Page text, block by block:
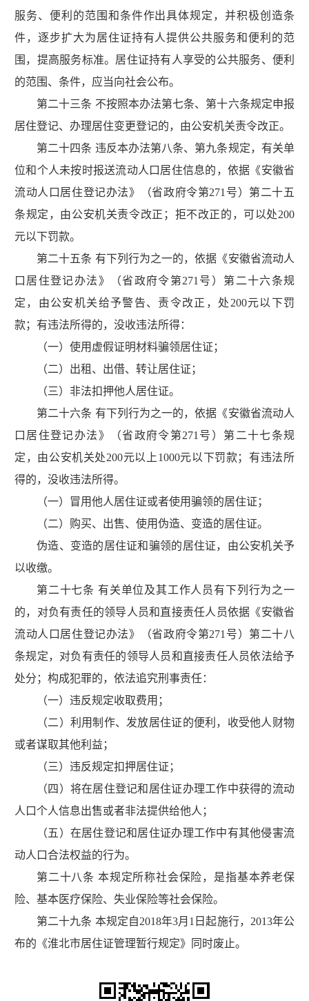
服务、便利的范围和条件作出具体规定，并积极创造条
件，逐步扩大为居住证持有人提供公共服务和便利的范
围，提高服务标准。居住证持有人享受的公共服务、便利
的范围、条件，应当向社会公布。
第二十三条 不按照本办法第七条、第十六条规定申报
居住登记、办理居住变更登记的，由公安机关责令改正。
第二十四条 违反本办法第八条、第九条规定，有关单
位和个人未按时报送流动人口居住信息的，依据《安徽省
流动人口居住登记办法》（省政府令第271号）第二十五
条规定，由公安机关责令改正；拒不改正的，可以处200
元以下罚款。
第二十五条 有下列行为之一的，依据《安徽省流动人
口居住登记办法》（省政府令第271号）第二十六条规
定，由公安机关给予警告、责令改正，处200元以下罚
款；有违法所得的，没收违法所得：
（一）使用虚假证明材料骗领居住证；
（二）出租、出借、转让居住证；
（三）非法扣押他人居住证。
第二十六条 有下列行为之一的，依据《安徽省流动人
口居住登记办法》（省政府令第271号）第二十七条规
定，由公安机关处200元以上1000元以下罚款；有违法所
得的，没收违法所得。
（一）冒用他人居住证或者使用骗领的居住证；
（二）购买、出售、使用伪造、变造的居住证。
伪造、变造的居住证和骗领的居住证，由公安机关予
以收缴。
第二十七条 有关单位及其工作人员有下列行为之一
的，对负有责任的领导人员和直接责任人员依据《安徽省
流动人口居住登记办法》（省政府令第271号）第二十八
条规定，对负有责任的领导人员和直接责任人员依法给予
处分；构成犯罪的，依法追究刑事责任：
（一）违反规定收取费用；
（二）利用制作、发放居住证的便利，收受他人财物
或者谋取其他利益；
（三）违反规定扣押居住证；
（四）将在居住登记和居住证办理工作中获得的流动
人口个人信息出售或者非法提供给他人；
（五）在居住登记和居住证办理工作中有其他侵害流
动人口合法权益的行为。
第二十八条 本规定所称社会保险，是指基本养老保
险、基本医疗保险、失业保险等社会保险。
第二十九条 本规定自2018年3月1日起施行，2013年公
布的《淮北市居住证管理暂行规定》同时废止。